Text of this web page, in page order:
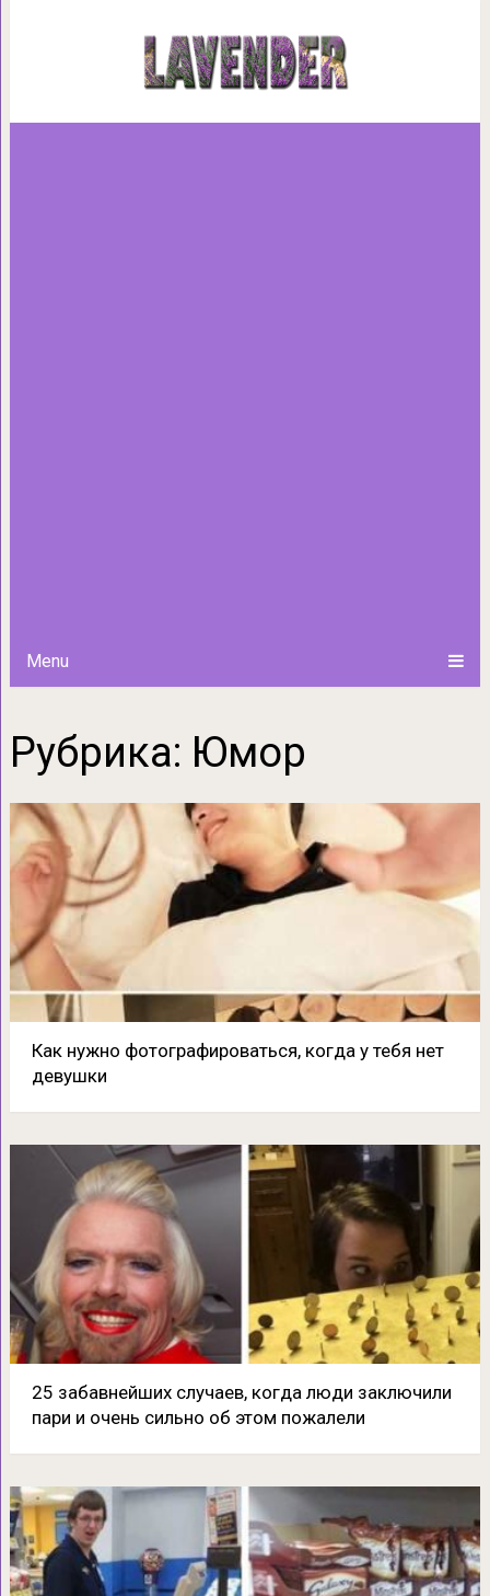
Menu
Рубрика: Юмор
Как нужно фотографироваться, когда у тебя нет
девушки
25 забавнейших случаев, когда люди заключили
пари и очень сильно об этом пожалели